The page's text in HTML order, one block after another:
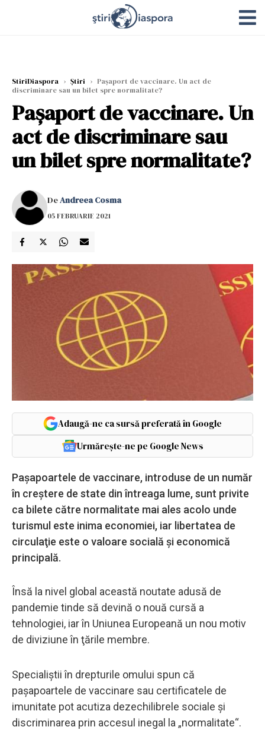
StiriDiaspora › Știri › Paşaport de vaccinare. Un act de
discriminare sau un bilet spre normalitate?
Paşaport de vaccinare. Un
act de discriminare sau
un bilet spre normalitate?
DeAndreea Cosma
05 FEBRUARIE 2021
Adaugă-ne ca sursă preferată în Google
Urmărește-ne pe Google News
Paşapoartele de vaccinare, introduse de un număr
în creştere de state din întreaga lume, sunt privite
ca bilete către normalitate mai ales acolo unde
turismul este inima economiei, iar libertatea de
circulaţie este o valoare socială şi economică
principală.
Însă la nivel global această noutate adusă de
pandemie tinde să devină o nouă cursă a
tehnologiei, iar în Uniunea Europeană un nou motiv
de diviziune în ţările membre.
Specialiştii în drepturile omului spun că
paşapoartele de vaccinare sau certificatele de
imunitate pot acutiza dezechilibrele sociale şi
discriminarea prin accesul inegal la „normalitate“.